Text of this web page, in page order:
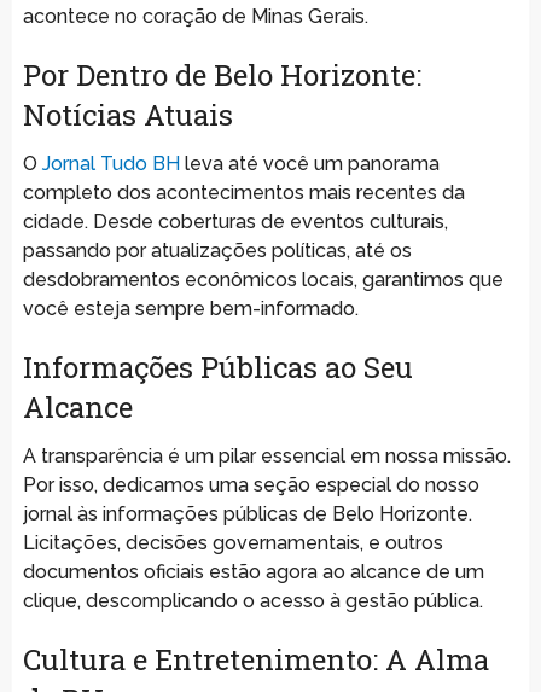
acontece no coração de Minas Gerais.
Por Dentro de Belo Horizonte:
Notícias Atuais
O Jornal Tudo BHleva até você um panorama
completo dos acontecimentos mais recentes da
cidade. Desde coberturas de eventos culturais,
passando por atualizações políticas, até os
desdobramentos econômicos locais, garantimos que
você esteja sempre bem-informado.
Informações Públicas ao Seu
Alcance
A transparência é um pilar essencial em nossa missão.
Por isso, dedicamos uma seção especial do nosso
jornal às informações públicas de Belo Horizonte.
Licitações, decisões governamentais, e outros
documentos oficiais estão agora ao alcance de um
clique, descomplicando o acesso à gestão pública.
Cultura e Entretenimento: A Alma